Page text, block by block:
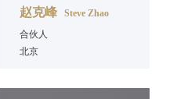
赵克峰
Steve Zhao
合伙人
北京